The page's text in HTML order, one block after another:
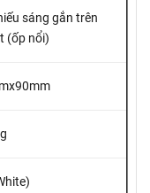
sáng gắn trên
(ốp nổi)